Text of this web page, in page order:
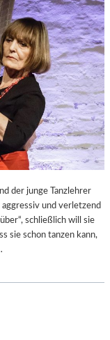
der junge Tanzlehrer
aggressiv und verletzend
schließlich will sie
sie schon tanzen kann,